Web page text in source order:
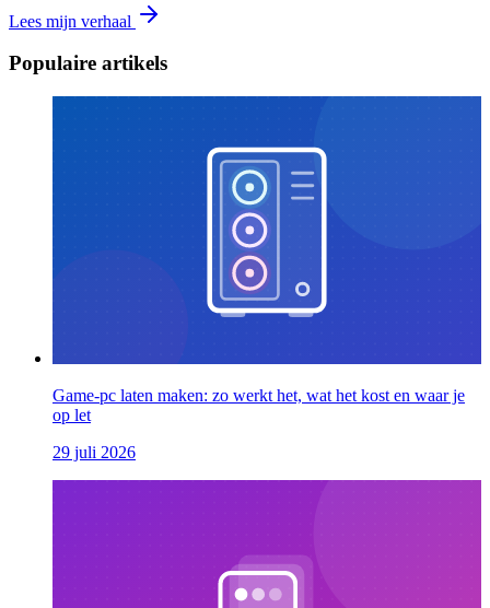
Lees mijn verhaal
Populaire artikels
Game-pc laten maken: zo werkt het, wat het kost en waar je
op let
29 juli 2026